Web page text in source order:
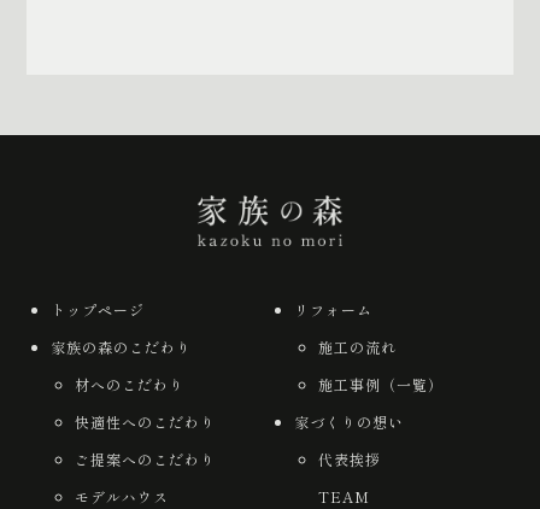
トップページ
家族の森のこだわり
材へのこだわり
快適性へのこだわり
ご提案へのこだわり
モデルハウス
リフォーム
施工の流れ
施工事例（一覧）
家づくりの想い
代表挨拶
TEAM